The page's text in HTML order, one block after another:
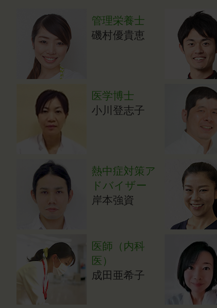
管理栄養士
磯村優貴恵
医学博士
小川登志子
熱中症対策ア
ドバイザー
岸本強資
医師（内科
医）
成田亜希子